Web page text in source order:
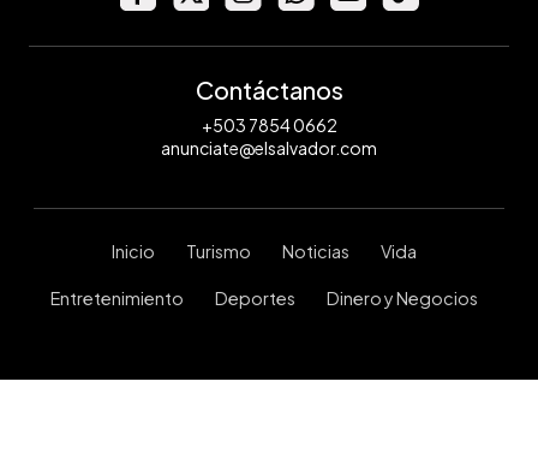
Contáctanos
+503 7854 0662
anunciate@elsalvador.com
Inicio Turismo Noticias Vida
Entretenimiento Deportes Dinero y Negocios